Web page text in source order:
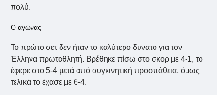
πολύ.
Ο αγώνας
Το πρώτο σετ δεν ήταν το καλύτερο δυνατό για τον
Έλληνα πρωταθλητή. Βρέθηκε πίσω στο σκορ με 4-1, το
έφερε στο 5-4 μετά από συγκινητική προσπάθεια, όμως
τελικά το έχασε με 6-4.